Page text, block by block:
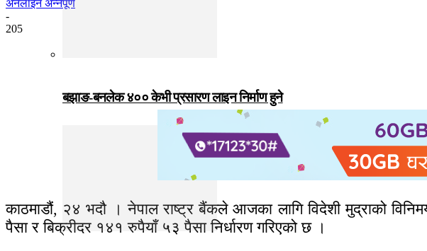
बझाङ-बनलेक ४०० केभी प्रसारण लाइन निर्माण हुने
अनलाइन अन्नपूर्ण
-
205
काठमाडौं, २४ भदौ । नेपाल राष्ट्र बैंकले आजका लागि विदेशी मुद्राको
पैसा र बिक्रीदर १४१ रुपैयाँ ५३ पैसा निर्धारण गरिएको छ ।